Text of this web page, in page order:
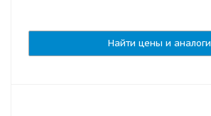
Найти цены и аналоги